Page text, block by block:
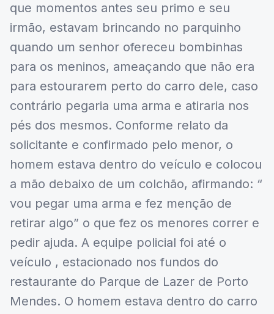
que momentos antes seu primo e seu
irmão, estavam brincando no parquinho
quando um senhor ofereceu bombinhas
para os meninos, ameaçando que não era
para estourarem perto do carro dele, caso
contrário pegaria uma arma e atiraria nos
pés dos mesmos. Conforme relato da
solicitante e confirmado pelo menor, o
homem estava dentro do veículo e colocou
a mão debaixo de um colchão, afirmando: “
vou pegar uma arma e fez menção de
retirar algo” o que fez os menores correr e
pedir ajuda. A equipe policial foi até o
veículo , estacionado nos fundos do
restaurante do Parque de Lazer de Porto
Mendes. O homem estava dentro do carro